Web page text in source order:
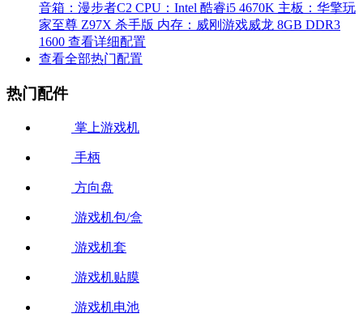
音箱：漫步者C2 CPU：Intel 酷睿i5 4670K 主板：华擎玩
家至尊 Z97X 杀手版 内存：威刚游戏威龙 8GB DDR3
1600 查看详细配置
查看全部热门配置
热门配件
掌上游戏机
手柄
方向盘
游戏机包/盒
游戏机套
游戏机贴膜
游戏机电池